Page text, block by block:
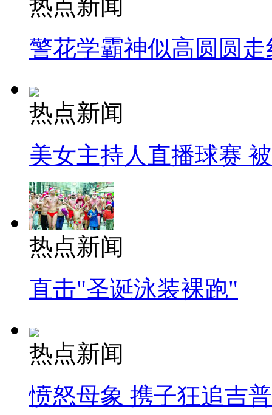
热点新闻
警花学霸神似高圆圆走
热点新闻
美女主持人直播球赛
热点新闻
直击"圣诞泳装裸跑"
热点新闻
愤怒母象 携子狂追吉